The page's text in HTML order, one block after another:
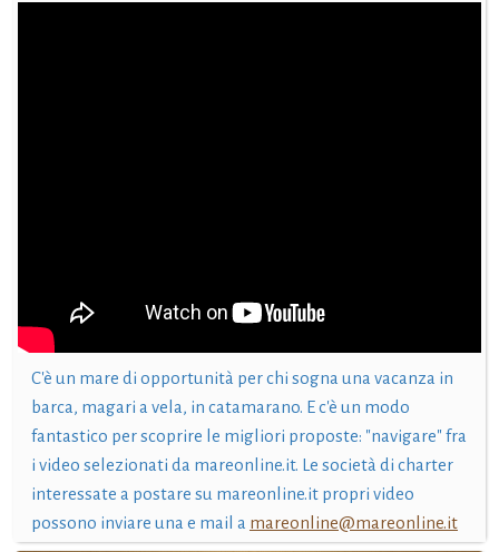
C'è un mare di opportunità per chi sogna una vacanza in
barca, magari a vela, in catamarano. E c'è un modo
fantastico per scoprire le migliori proposte: "navigare" fra
i video selezionati da mareonline.it. Le società di charter
interessate a postare su mareonline.it propri video
possono inviare una e mail a mareonline@mareonline.it